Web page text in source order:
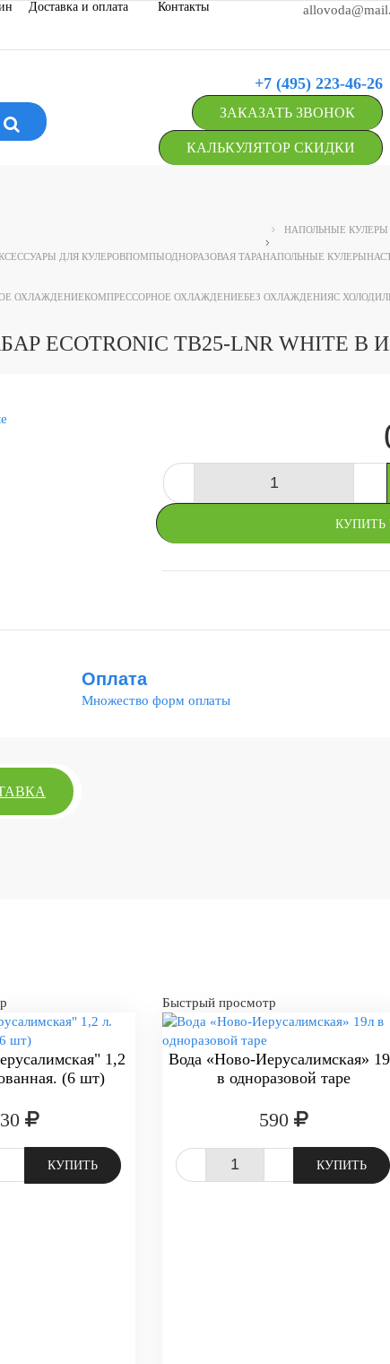
Доставка и оплата Контакты
+7 (495) 223-46-26
ЗАКАЗАТЬ ЗВОНОК
КАЛЬКУЛЯТОР СКИДКИ
ДЛЯ КУЛЕРОВПОМПЫОДНОРАЗОВАЯ ТАРА
НАПОЛЬНЫЕ КУЛЕРЫ
НАПОЛЬНЫЕ КУЛЕРЫ
ОХЛАЖДЕНИЕКОМПРЕССОРНОЕ ОХЛАЖДЕНИЕБЕЗ ОХЛАЖДЕНИЯС
TB25-LNR WHITE В
КУПИТЬ
Оплата
Множество форм оплаты
1,2
(6 шт)
КУПИТЬ
Быстрый просмотр
Вода «Ново-Иерусалимская»
в одноразовой таре
590
КУПИТЬ